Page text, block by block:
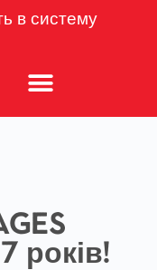
в систему
років!